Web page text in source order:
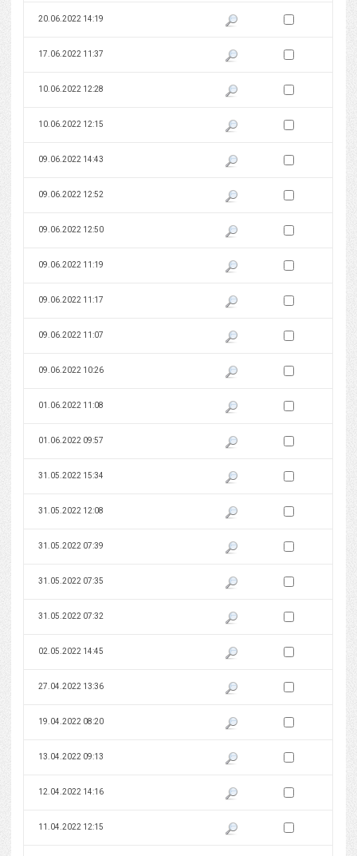
20.06.2022 14:19 Pokaż podgląd wersji z dnia
Zaznacz wersję do
17.06.2022 11:37 Pokaż podgląd wersji z dnia
Zaznacz wersję do
10.06.2022 12:28 Pokaż podgląd wersji z dnia
Zaznacz wersję do
10.06.2022 12:15 Pokaż podgląd wersji z dnia
Zaznacz wersję do
09.06.2022 14:43 Pokaż podgląd wersji z dnia
Zaznacz wersję do
09.06.2022 12:52 Pokaż podgląd wersji z dnia
Zaznacz wersję do
09.06.2022 12:50 Pokaż podgląd wersji z dnia
Zaznacz wersję do
09.06.2022 11:19 Pokaż podgląd wersji z dnia
Zaznacz wersję do
09.06.2022 11:17 Pokaż podgląd wersji z dnia
Zaznacz wersję do
09.06.2022 11:07 Pokaż podgląd wersji z dnia
Zaznacz wersję do
09.06.2022 10:26 Pokaż podgląd wersji z dnia
Zaznacz wersję do
01.06.2022 11:08 Pokaż podgląd wersji z dnia
Zaznacz wersję do
01.06.2022 09:57 Pokaż podgląd wersji z dnia
Zaznacz wersję do
31.05.2022 15:34 Pokaż podgląd wersji z dnia
Zaznacz wersję do
31.05.2022 12:08 Pokaż podgląd wersji z dnia
Zaznacz wersję do
31.05.2022 07:39 Pokaż podgląd wersji z dnia
Zaznacz wersję do
31.05.2022 07:35 Pokaż podgląd wersji z dnia
Zaznacz wersję do
31.05.2022 07:32 Pokaż podgląd wersji z dnia
Zaznacz wersję do
02.05.2022 14:45 Pokaż podgląd wersji z dnia
Zaznacz wersję do
27.04.2022 13:36 Pokaż podgląd wersji z dnia
Zaznacz wersję do
19.04.2022 08:20 Pokaż podgląd wersji z dnia
Zaznacz wersję do
13.04.2022 09:13 Pokaż podgląd wersji z dnia
Zaznacz wersję do
12.04.2022 14:16 Pokaż podgląd wersji z dnia
Zaznacz wersję do
11.04.2022 12:15 Pokaż podgląd wersji z dnia
Zaznacz wersję do